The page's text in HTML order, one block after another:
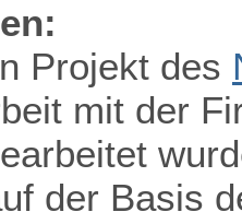
Projekt des
mit der
der Basis